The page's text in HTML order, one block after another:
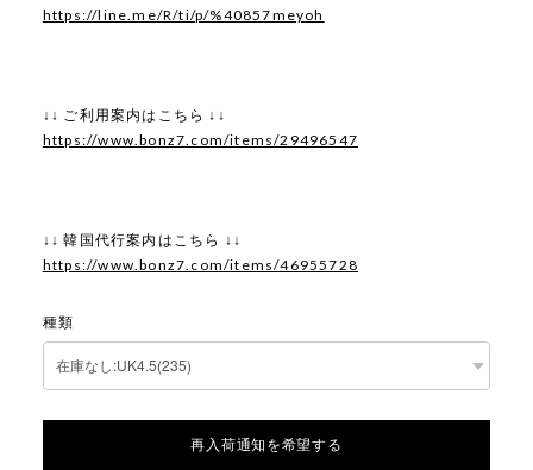
https://line.me/R/ti/p/%40857meyoh
↓↓ ご利用案内はこちら ↓↓
https://www.bonz7.com/items/29496547
↓↓ 韓国代行案内はこちら ↓↓
https://www.bonz7.com/items/46955728
種類
再入荷通知を希望する